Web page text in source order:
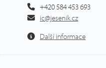
+420 584 453 693
ic@jesenik.cz
Další informace